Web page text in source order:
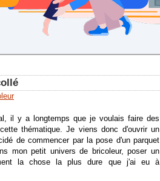
il y a longtemps que je voulais faire des
thématique. Je viens donc d'ouvrir un
de commencer par la pose d'un parquet
mon petit univers de bricoleur, poser un
la chose la plus dure que j'ai eu à